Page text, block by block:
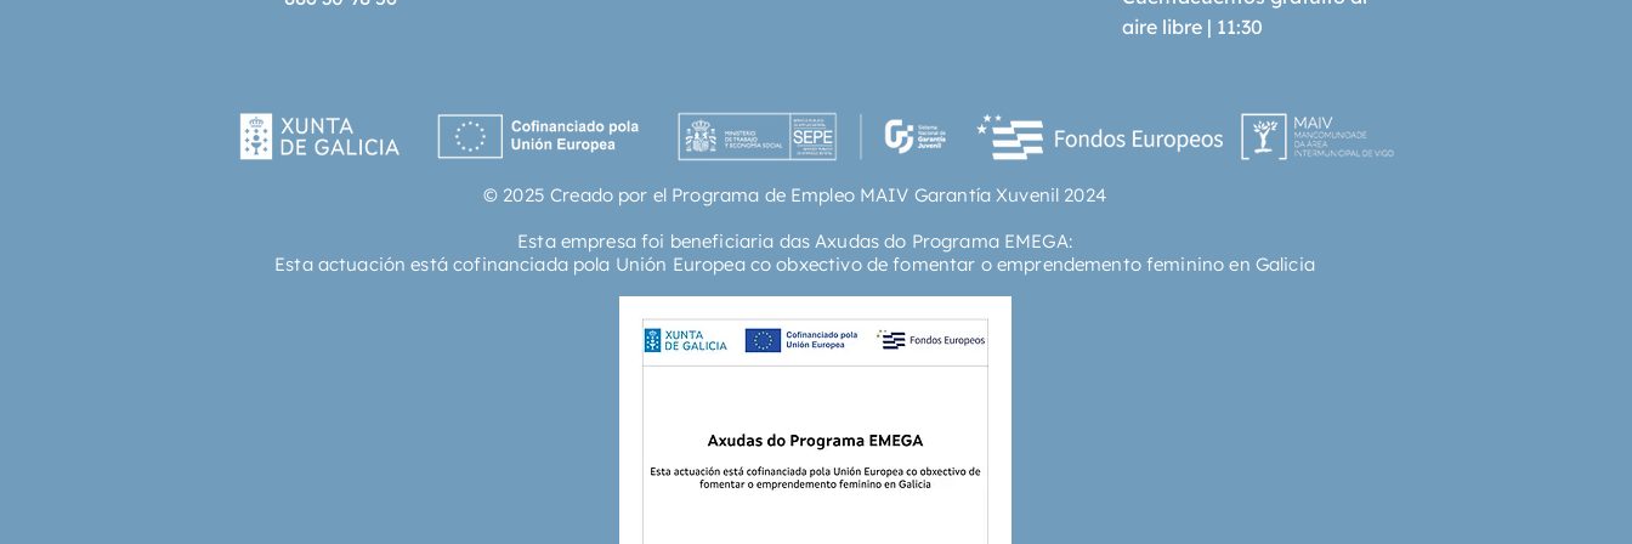
aire libre | 11:30
© 2025 Creado por el Programa de Empleo MAIV Garantía Xuvenil 2024
Esta empresa foi beneficiaria das Axudas do Programa EMEGA:
Esta actuación está cofinanciada pola Unión Europea co obxectivo de fomentar o emprendemento feminino en Galicia